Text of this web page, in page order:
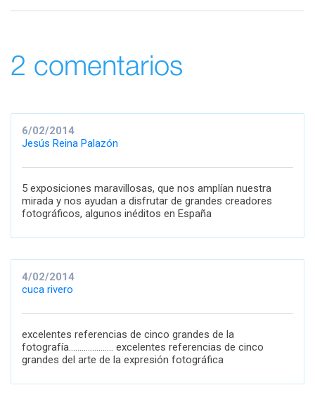
2 comentarios
6/02/2014
Jesús Reina Palazón
5 exposiciones maravillosas, que nos amplían nuestra
mirada y nos ayudan a disfrutar de grandes creadores
fotográficos, algunos inéditos en España
4/02/2014
cuca rivero
excelentes referencias de cinco grandes de la
fotografía..................... excelentes referencias de cinco
grandes del arte de la expresión fotográfica